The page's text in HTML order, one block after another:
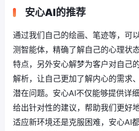
安心AI的推荐
通过我们自己的绘画、笔迹等，可
测智能体，精确了解自己的心理状
特点，另外安心解梦为客户对自己
解析，让自己更加了解内心的需求
潜在问题。安心AI不仅能够提供详
给出针对性的建议，帮助我们更好
适应新环境还是克服困难，安心AI